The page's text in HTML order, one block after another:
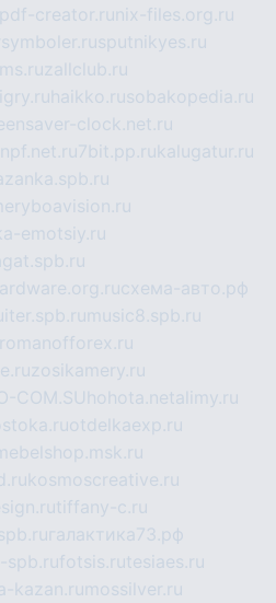
pdf-creator.ru nix-files.org.ru
sputnikyes.ru
zallclub.ru
haikko.rusobakopedia.ru
clock.net.ru
npf.net.ru7bit.pp.rukalugatur.ru
emotsiy.ru
схема-авто.рф
music8.spb.ru
romanofforex.ru
zosikamery.ru
COM.SU hohota.netalimy.ru
otdelkaexp.ru
mebelshop.msk.ru
kosmoscreative.ru
tiffany-c.ru
галактика73.рф
spb.rufotsis.rutesiaes.ru
kazan.ru mossilver.ru